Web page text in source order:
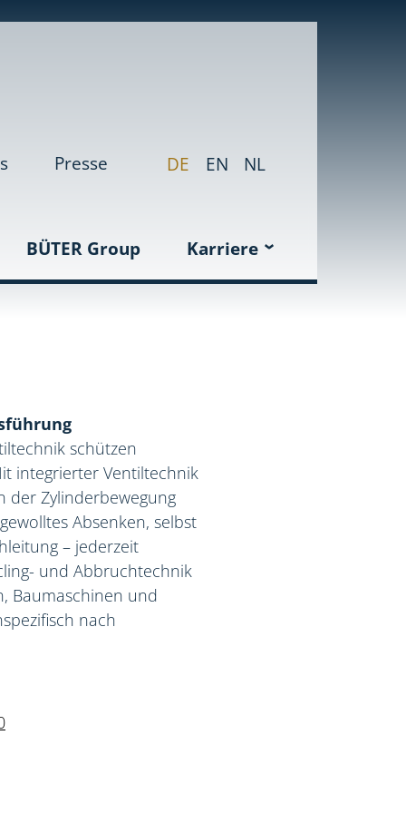
Presse DE EN NL
BÜTER Group Karriere
schützen
integrierter Ventiltechnik
der Zylinderbewegung
Absenken, selbst
– jederzeit
und Abbruchtechnik
Baumaschinen und
nach